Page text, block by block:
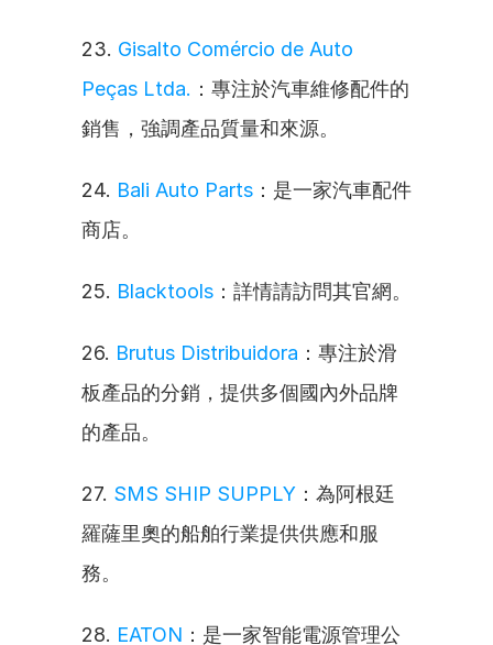
23. Gisalto Comércio de Auto
Peças Ltda. ：專注於汽車維修配件的
銷售，強調產品質量和來源。
24. Bali Auto Parts ：是一家汽車配件
商店。
25. Blacktools ：詳情請訪問其官網。
26. Brutus Distribuidora ：專注於滑
板產品的分銷，提供多個國內外品牌
的產品。
27. SMS SHIP SUPPLY ：為阿根廷
羅薩里奧的船舶行業提供供應和服
務。
28. EATON ：是一家智能電源管理公